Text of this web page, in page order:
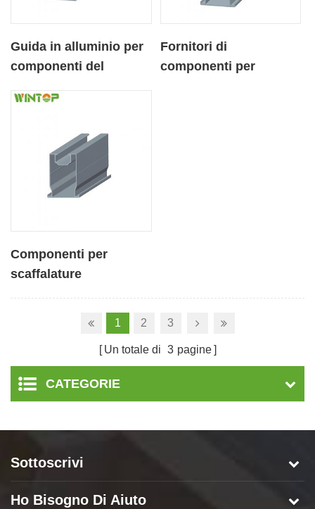
Guida in alluminio per
componenti del
solare piccolo
Fornitori di
componenti per
Componenti per
scaffalature
personalizzate in
alluminio Flat Rail
1 2 3
Un totale di 3 pagine
CATEGORIE
Sottoscrivi
Ho Bisogno Di Aiuto